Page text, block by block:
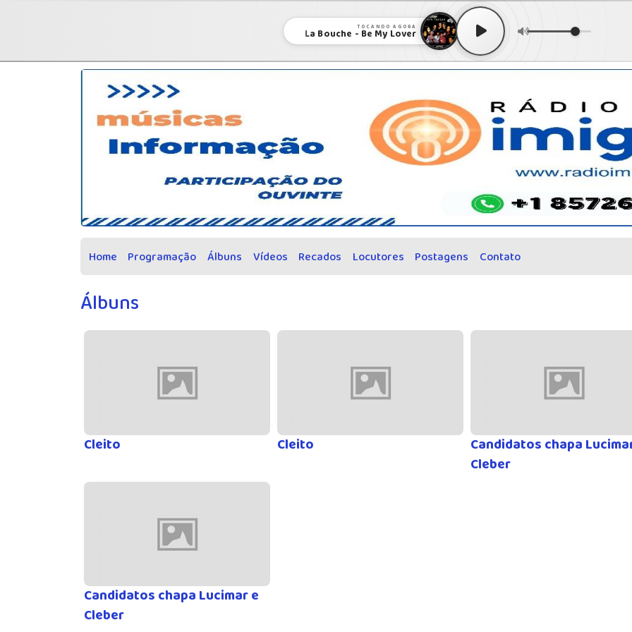
TOCANDO AGORA
La Bouche - Be My Lover
Home Programação Álbuns Vídeos Recados Locutores Postagens Contato
Álbuns
Cleito Cleito
Candidatos chapa
Cleber
Candidatos chapa Lucimar e
Cleber